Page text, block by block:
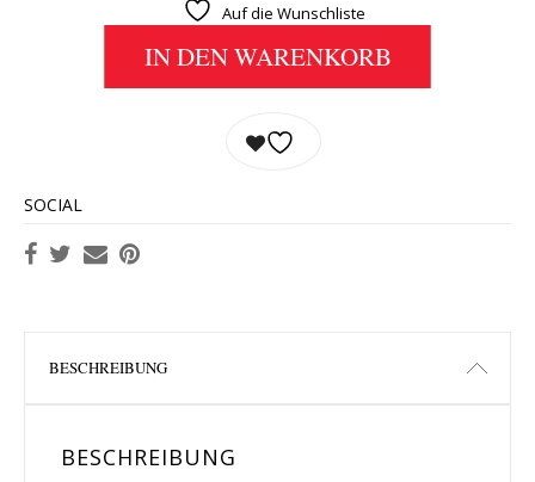
Auf die Wunschliste
IN DEN WARENKORB
SOCIAL
BESCHREIBUNG
BESCHREIBUNG